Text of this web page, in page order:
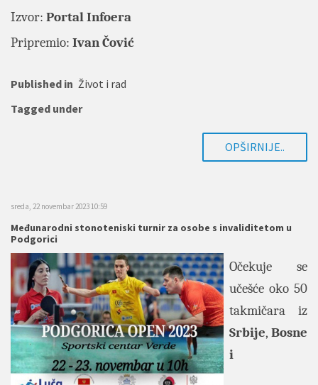
Izvor: PortalInfoera
Pripremio: Ivan Čović
Published in Život i rad
Tagged under
OPŠIRNIJE..
sreda, 22 novembar 2023 10:59
Međunarodni stonoteniski turnir za osobe s invaliditetom u
Podgorici
Očekuje se
učešće oko 50
takmičara iz
Srbije, Bosne
i